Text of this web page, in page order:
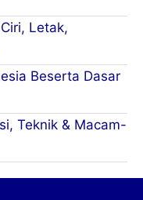
Letak,
Beserta Dasar
Teknik & Macam-